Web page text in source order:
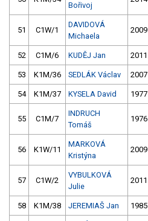
Bořivoj
51 C1W/1
DAVIDOVÁ
Michaela
2009
52 C1M/6 KUDĚJ Jan 2011
53 K1M/36 SEDLÁK Václav 2007
54 K1M/37 KYSELA David 1977
55 C1M/7
INDRUCH
Tomáš
1976
56 K1W/11
MARKOVÁ
Kristýna
2009
57 C1W/2
VYBULKOVÁ
Julie
2011
58 K1M/38 JEREMIAŠ Jan 1985